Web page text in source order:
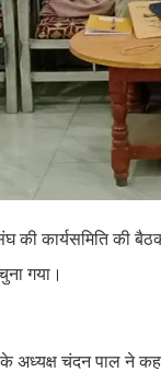
की कार्यसमिति की
गया।
के अध्यक्ष चंदन पाल